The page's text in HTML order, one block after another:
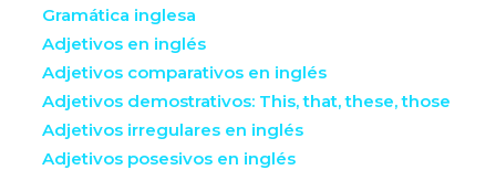
Gramática inglesa
Adjetivos en inglés
Adjetivos comparativos en inglés
Adjetivos demostrativos: This, that, these, those
Adjetivos irregulares en inglés
Adjetivos posesivos en inglés